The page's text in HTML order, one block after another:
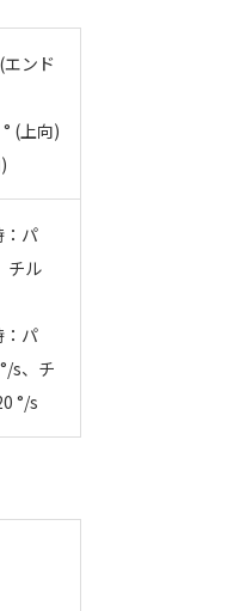
ンド
(上向)
：パ
チル
：パ
s、チ
°/s